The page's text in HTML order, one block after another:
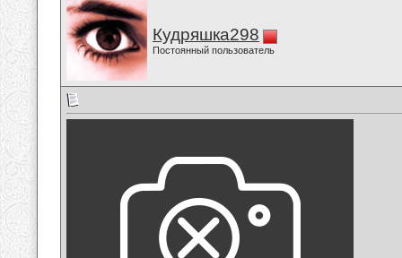
Кудряшка298
Постоянный пользователь